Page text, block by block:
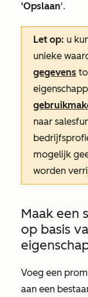
'Opslaan'.
Let op: u
unieke
gegevens
naar
mogelijk
worden
Maak een
op basis
Voeg een
aan een